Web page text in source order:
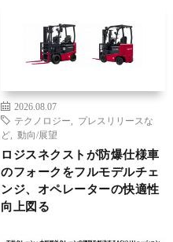
2026.08.07
テクノロジー
プレスリリースな
ど
動向/展望
ロジスネクストが防爆仕様車
のフォークをフルモデルチェ
ンジ、オペレーターの快適性
向上図る